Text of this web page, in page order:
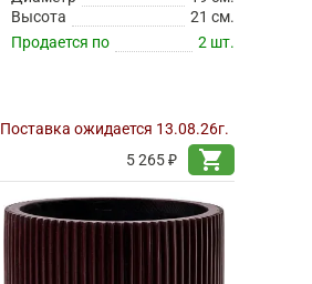
Высота
21 см.
Продается по
2 шт.
Поставка ожидается 13.08.26г.
5 265 ₽
shopping_cart